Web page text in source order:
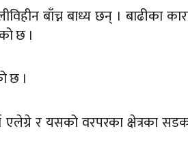
बाँच्न बाध्य छन् । बाढीका
छ ।
छ ।
र यसको वरपरका क्षेत्रका